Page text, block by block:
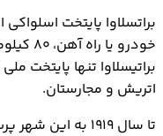
براتسلاوا پایتخت
خودرو یا راه آهن، ۸۰ کیلومتر (یعنی یک ساعت) فاصله دارد.
براتیسلاوا تنها
اتریش و مجارستان.